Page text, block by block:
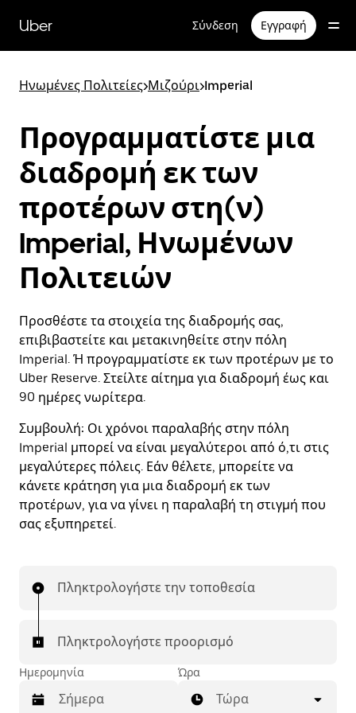
κύριο
περιεχόμενο
Uber Σύνδεση Εγγραφή
Ηνωμένες Πολιτείες>Μιζούρι>Imperial
Προγραμματίστε μια
διαδρομή εκ των
προτέρων στη(ν)
Imperial, Ηνωμένων
Πολιτειών
Προσθέστε τα στοιχεία της διαδρομής σας,
επιβιβαστείτε και μετακινηθείτε στην πόλη
Imperial. Ή προγραμματίστε εκ των προτέρων με το
Uber Reserve. Στείλτε αίτημα για διαδρομή έως και
90 ημέρες νωρίτερα.
Συμβουλή: Οι χρόνοι παραλαβής στην πόλη
Imperial μπορεί να είναι μεγαλύτεροι από ό,τι στις
μεγαλύτερες πόλεις. Εάν θέλετε, μπορείτε να
κάνετε κράτηση για μια διαδρομή εκ των
προτέρων, για να γίνει η παραλαβή τη στιγμή που
σας εξυπηρετεί.
Πληκτρολογήστε την τοποθεσία
Πληκτρολογήστε προορισμό
Ημερομηνία Ώρα
Τώρα